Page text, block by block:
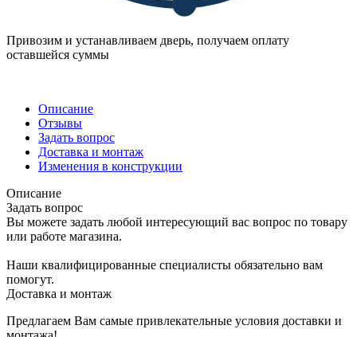
Привозим и устанавливаем дверь, получаем оплату
оставшейся суммы
Описание
Отзывы
Задать вопрос
Доставка и монтаж
Изменения в конструкции
Описание
Задать вопрос
Вы можете задать любой интересующий вас вопрос по товару
или работе магазина.
Наши квалифицированные специалисты обязательно вам
помогут.
Доставка и монтаж
Предлагаем Вам самые привлекательные условия доставки и